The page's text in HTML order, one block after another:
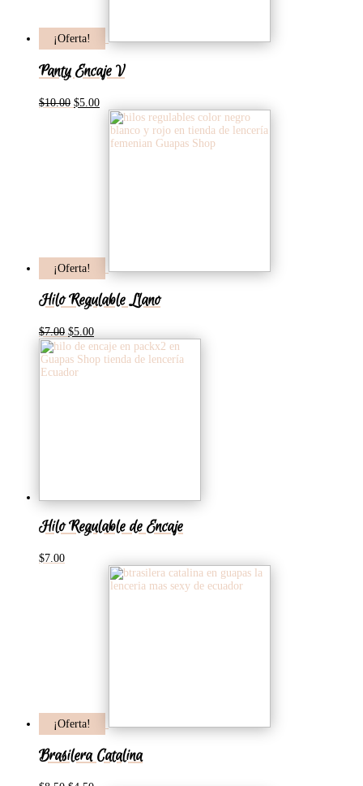
¡Oferta!
Panty Encaje V
$10.00 El
$5.00El
precio
actual
¡Oferta!
Hilo Regulable Llano
$7.00 El
precio
original
era:
$5.00El
precio
actual
Hilo Regulable de Encaje
$7.00
¡Oferta!
Brasilera Catalina